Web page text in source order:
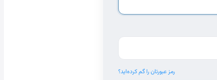
رمز عبورتان را گم کرده‌اید؟